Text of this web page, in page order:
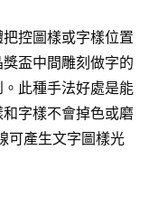
控圖樣或字樣位置
盃中間雕刻做字的
此種手法好處是能
字樣不會掉色或磨
可產生文字圖樣光